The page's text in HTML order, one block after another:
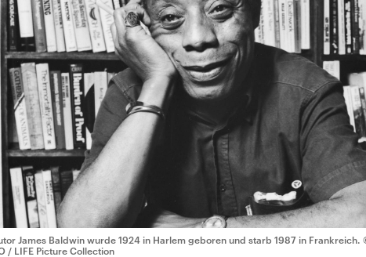
James Baldwin wurde 1924 in Harlem geboren und starb 1987 in Frankreich.
/ LIFE Picture Collection